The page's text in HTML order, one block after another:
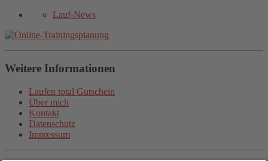
Lauf-News
Weitere Informationen
Laufen total Gutschein
Über mich
Kontakt
Datenschutz
Impressum